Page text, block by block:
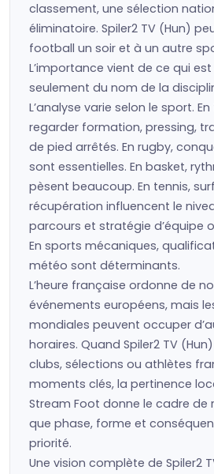
classement, une sélection
éliminatoire. Spiler2 TV (Hun)
football un soir et à un autre
L’importance vient de ce qui
seulement du nom de la
L’analyse varie selon le sport.
regarder formation, pressing,
de pied arrêtés. En rugby,
sont essentielles. En basket,
pèsent beaucoup. En tennis,
récupération influencent le
parcours et stratégie d’équipe
En sports mécaniques,
météo sont déterminants.
L’heure française ordonne de
événements européens, mais
mondiales peuvent occuper
horaires. Quand Spiler2 TV
clubs, sélections ou athlètes
moments clés, la pertinence
Stream Foot donne le cadre de
que phase, forme et
priorité.
Une vision complète de Spiler2